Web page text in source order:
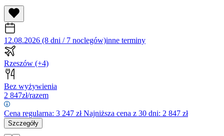
12.08.2026 (8 dni / 7 noclegów)inne terminy
Rzeszów (+4)
Bez wyżywienia
2 847zł/razem
Cena regularna: 3 247 złNajniższa cena z 30 dni: 2 847 zł
Szczegóły